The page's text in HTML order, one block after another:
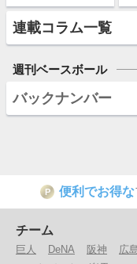
連載コラム一覧
週刊ベースボール
バックナンバー
P 便利でお得な
チーム
巨人 DeNA 阪神 広